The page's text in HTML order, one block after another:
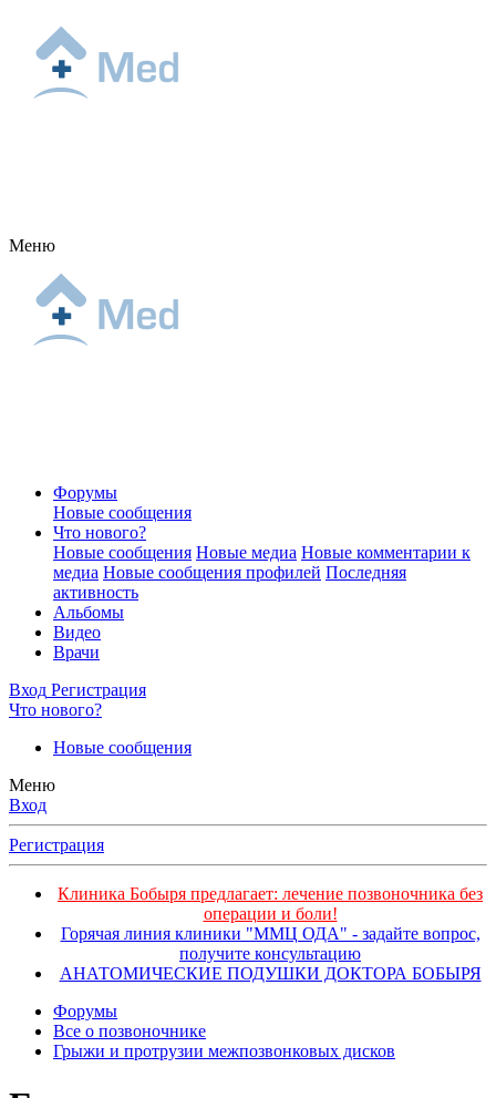
Меню
Форумы
Новые сообщения
Что нового?
Новые сообщения Новые медиа Новые комментарии к
медиа Новые сообщения профилей Последняя
активность
Альбомы
Видео
Врачи
Вход Регистрация
Что нового?
Новые сообщения
Меню
Вход
Регистрация
Клиника Бобыря предлагает: лечение позвоночника без
операции и боли!
Горячая линия клиники "ММЦ ОДА" - задайте вопрос,
получите консультацию
АНАТОМИЧЕСКИЕ ПОДУШКИ ДОКТОРА БОБЫРЯ
Форумы
Все о позвоночнике
Грыжи и протрузии межпозвонковых дисков